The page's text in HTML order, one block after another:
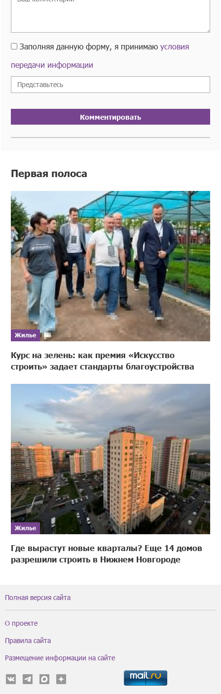
Заполняя данную форму, я принимаюусловия
передачи информации
Комментировать
Первая полоса
Жилье
Курс на зелень: как премия «Искусство
строить» задает стандарты благоустройства
Жилье
Где вырастут новые кварталы? Еще 14 домов
разрешили строить в Нижнем Новгороде
Полная версия сайта
О проекте
Правила сайта
Размещение информации на сайте